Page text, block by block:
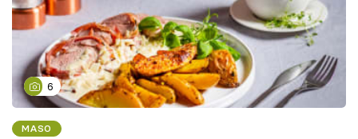
Přihlášení
Sledujte nás
6
MASO